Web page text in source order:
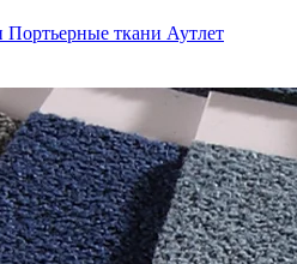
Портьерные ткани Аутлет